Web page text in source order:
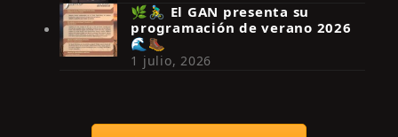
🌿🚴‍♂️ El GAN presenta su
programación de verano 2026
🌊🥾
1 julio, 2026